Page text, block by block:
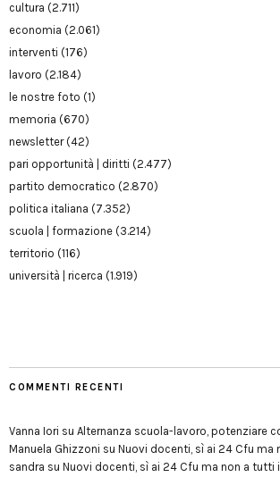
cultura (2.711)
economia (2.061)
interventi (176)
lavoro (2.184)
le nostre foto (1)
memoria (670)
newsletter(42)
pari opportunità | diritti (2.477)
partito democratico (2.870)
politica italiana (7.352)
scuola | formazione (3.214)
territorio (116)
università | ricerca (1.919)
COMMENTI RECENTI
Vanna Iori su Alternanza scuola-lavoro, potenziare
Manuela Ghizzoni su Nuovi docenti, sì ai 24 Cfu ma
sandra su Nuovi docenti, sì ai 24 Cfu ma non a tutti